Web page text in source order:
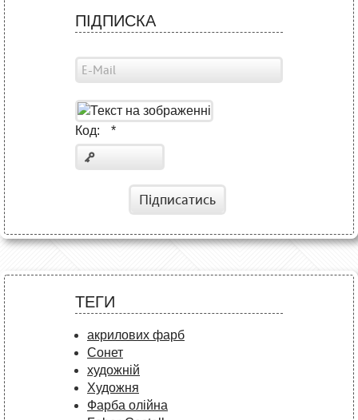
ПІДПИСКА
Код: *
Підписатись
ТЕГИ
акрилових фарб
Сонет
художній
Художня
Фарба олійна